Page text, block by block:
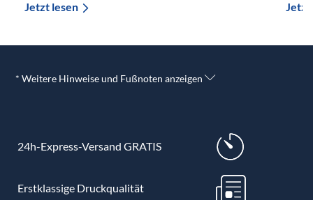
Jetzt lesen Jetzt
* Weitere Hinweise und Fußnoten anzeigen
24h-Express-Versand GRATIS
Erstklassige Druckqualität